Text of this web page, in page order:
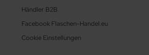
Händler B2B
Facebook Flaschen-Handel.eu
Cookie Einstellungen